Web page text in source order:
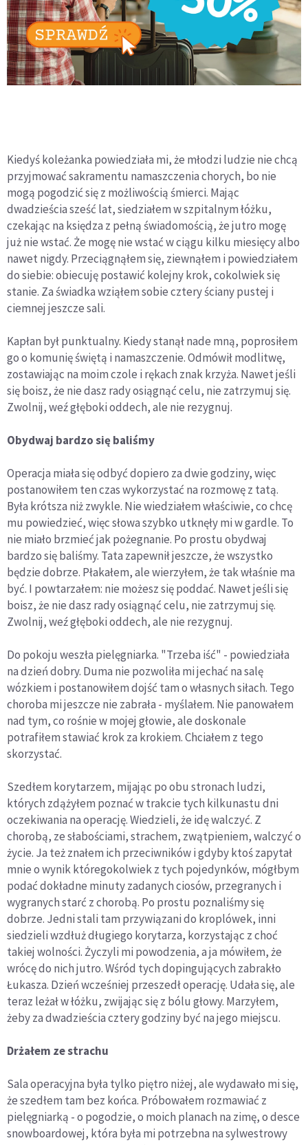
Kiedyś koleżanka powiedziała mi, że młodzi ludzie nie chcą
przyjmować sakramentu namaszczenia chorych, bo nie
mogą pogodzić się z możliwością śmierci. Mając
dwadzieścia sześć lat, siedziałem w szpitalnym łóżku,
czekając na księdza z pełną świadomością, że jutro mogę
już nie wstać. Że mogę nie wstać w ciągu kilku miesięcy albo
nawet nigdy. Przeciągnąłem się, ziewnąłem i powiedziałem
do siebie: obiecuję postawić kolejny krok, cokolwiek się
stanie. Za świadka wziąłem sobie cztery ściany pustej i
ciemnej jeszcze sali.
Kapłan był punktualny. Kiedy stanął nade mną, poprosiłem
go o komunię świętą i namaszczenie. Odmówił modlitwę,
zostawiając na moim czole i rękach znak krzyża. Nawet jeśli
się boisz, że nie dasz rady osiągnąć celu, nie zatrzymuj się.
Zwolnij, weź głęboki oddech, ale nie rezygnuj.
Obydwaj bardzo się baliśmy
Operacja miała się odbyć dopiero za dwie godziny, więc
postanowiłem ten czas wykorzystać na rozmowę z tatą.
Była krótsza niż zwykle. Nie wiedziałem właściwie, co chcę
mu powiedzieć, więc słowa szybko utknęły mi w gardle. To
nie miało brzmieć jak pożegnanie. Po prostu obydwaj
bardzo się baliśmy. Tata zapewnił jeszcze, że wszystko
będzie dobrze. Płakałem, ale wierzyłem, że tak właśnie ma
być. I powtarzałem: nie możesz się poddać. Nawet jeśli się
boisz, że nie dasz rady osiągnąć celu, nie zatrzymuj się.
Zwolnij, weź głęboki oddech, ale nie rezygnuj.
Do pokoju weszła pielęgniarka. "Trzeba iść" - powiedziała
na dzień dobry. Duma nie pozwoliła mi jechać na salę
wózkiem i postanowiłem dojść tam o własnych siłach. Tego
choroba mi jeszcze nie zabrała - myślałem. Nie panowałem
nad tym, co rośnie w mojej głowie, ale doskonale
potrafiłem stawiać krok za krokiem. Chciałem z tego
skorzystać.
Szedłem korytarzem, mijając po obu stronach ludzi,
których zdążyłem poznać w trakcie tych kilkunastu dni
oczekiwania na operację. Wiedzieli, że idę walczyć. Z
chorobą, ze słabościami, strachem, zwątpieniem, walczyć o
życie. Ja też znałem ich przeciwników i gdyby ktoś zapytał
mnie o wynik któregokolwiek z tych pojedynków, mógłbym
podać dokładne minuty zadanych ciosów, przegranych i
wygranych starć z chorobą. Po prostu poznaliśmy się
dobrze. Jedni stali tam przywiązani do kroplówek, inni
siedzieli wzdłuż długiego korytarza, korzystając z choć
takiej wolności. Życzyli mi powodzenia, a ja mówiłem, że
wrócę do nich jutro. Wśród tych dopingujących zabrakło
Łukasza. Dzień wcześniej przeszedł operację. Udała się, ale
teraz leżał w łóżku, zwijając się z bólu głowy. Marzyłem,
żeby za dwadzieścia cztery godziny być na jego miejscu.
Drżałem ze strachu
Sala operacyjna była tylko piętro niżej, ale wydawało mi się,
że szedłem tam bez końca. Próbowałem rozmawiać z
pielęgniarką - o pogodzie, o moich planach na zimę, o desce
snowboardowej, która była mi potrzebna na sylwestrowy